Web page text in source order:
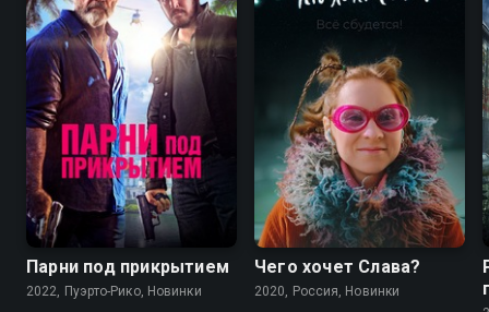
Парни под прикрытием
2022, Пуэрто-Рико, Новинки
Чего хочет Слава?
2020, Россия, Новинки